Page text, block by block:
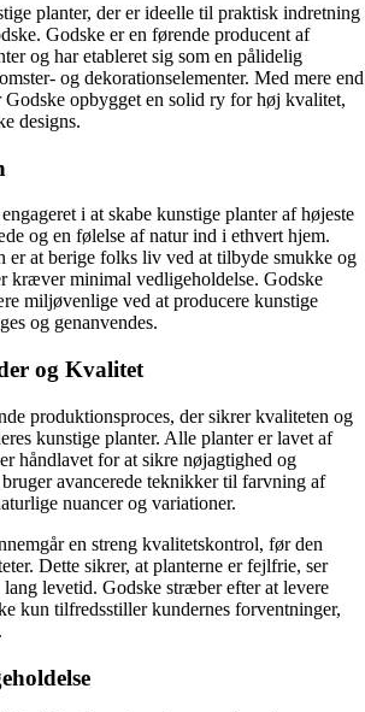
planter, der er ideelle til praktisk indretning
Godske er en førende producent af
og har etableret sig som en pålidelig
og dekorationselementer. Med mere end
Godske opbygget en solid ry for høj kvalitet,
designs.
i at skabe kunstige planter af højeste
og en følelse af natur ind i ethvert hjem.
er at berige folks liv ved at tilbyde smukke og
kræver minimal vedligeholdelse. Godske
miljøvenlige ved at producere kunstige
og genanvendes.
og Kvalitet
produktionsproces, der sikrer kvaliteten og
kunstige planter. Alle planter er lavet af
håndlavet for at sikre nøjagtighed og
avancerede teknikker til farvning af
nuancer og variationer.
en streng kvalitetskontrol, før den
Dette sikrer, at planterne er fejlfrie, ser
levetid. Godske stræber efter at levere
kun tilfredsstiller kundernes forventninger,